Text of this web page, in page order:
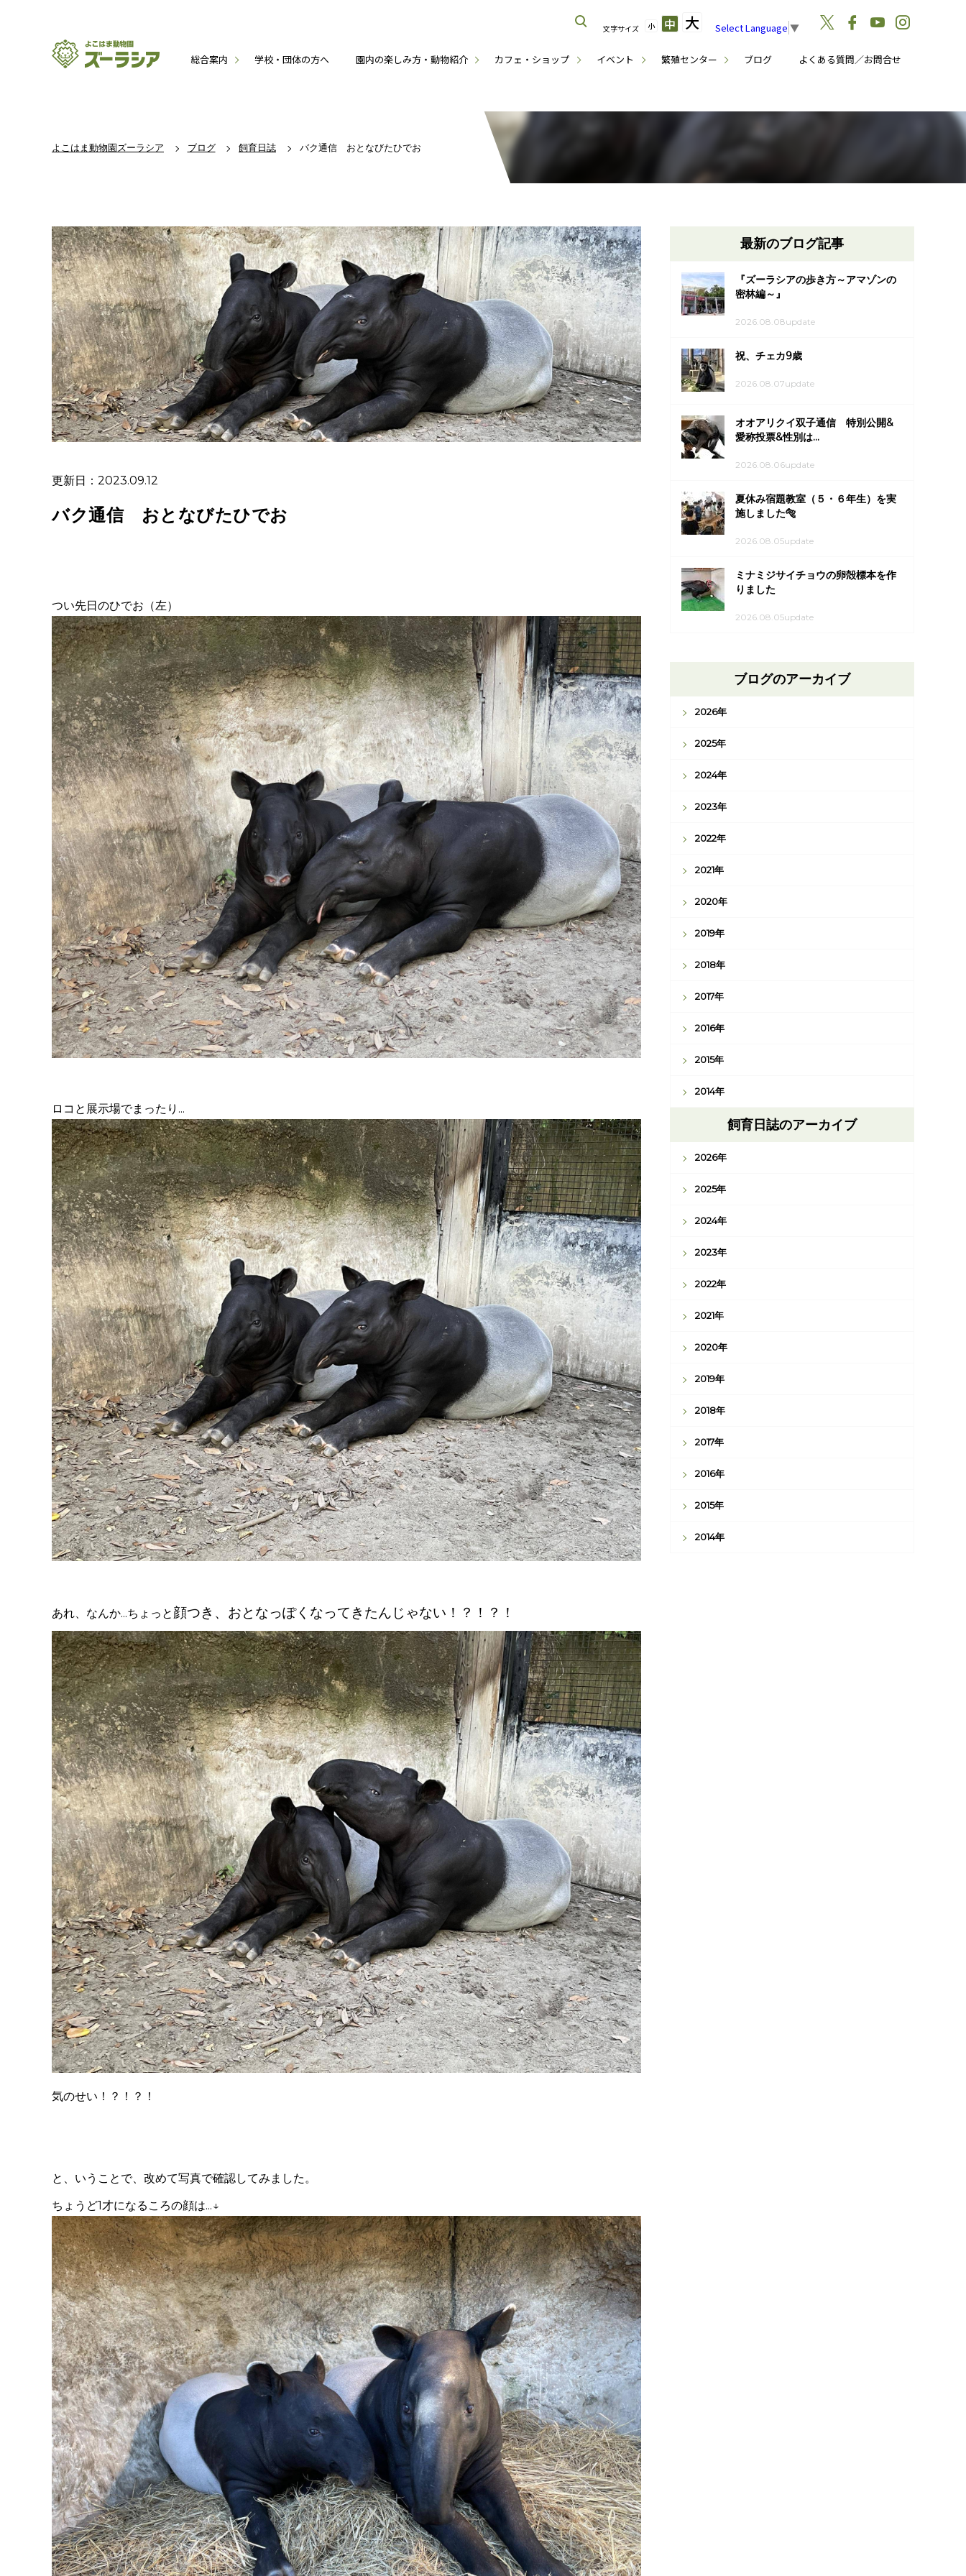
総合案内 学校・団体の方へ 園内の楽しみ方・動物紹介 カフェ・ショップ イベント 繁殖センター ブログ よくある質問／お問合せ
文字サイズ 小 中 大 Select Language ▼
よこはま動物園ズーラシア ブログ 飼育日誌 バク通信 おとなびたひでお
更新日：2023.09.12
バク通信 おとなびたひでお
つい先日のひでお（左）
ロコと展示場でまったり...
あれ、なんか...ちょっと 顔つき、おとなっぽくなってきたんじゃない！？！？！
気のせい！？！？！
と、いうことで、改めて写真で確認してみました。
ちょうど1才になるころの顔は...↓
最新のブログ記事
『ズーラシアの歩き方～アマゾンの
密林編～』
2026.08.08update
祝、チェカ9歳
2026.08.07update
オオアリクイ双子通信 特別公開&
愛称投票&性別は...
2026.08.06update
夏休み宿題教室（５・６年生）を実
施しました🐅
2026.08.05update
ミナミジサイチョウの卵殻標本を作
りました
2026.08.05update
ブログのアーカイブ
2026年
2025年
2024年
2023年
2022年
2021年
2020年
2019年
2018年
2017年
2016年
2015年
2014年
飼育日誌のアーカイブ
2026年
2025年
2024年
2023年
2022年
2021年
2020年
2019年
2018年
2017年
2016年
2015年
2014年